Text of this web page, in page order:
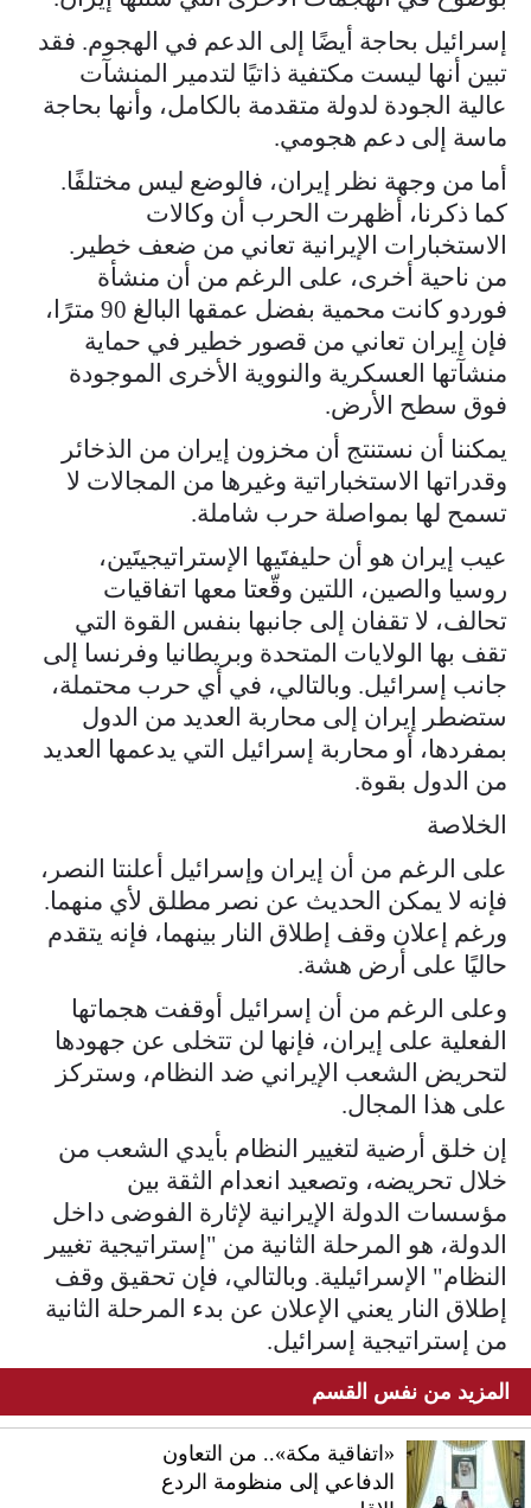
إسرائيل بحاجة أيضًا إلى الدعم في الهجوم. فقد
تبين أنها ليست مكتفية ذاتيًا لتدمير المنشآت
عالية الجودة لدولة متقدمة بالكامل، وأنها بحاجة
ماسة إلى دعم هجومي.
أما من وجهة نظر إيران، فالوضع ليس مختلفًا.
كما ذكرنا، أظهرت الحرب أن وكالات
الاستخبارات الإيرانية تعاني من ضعف خطير.
من ناحية أخرى، على الرغم من أن منشأة
فوردو كانت محمية بفضل عمقها البالغ 90 مترًا،
فإن إيران تعاني من قصور خطير في حماية
منشآتها العسكرية والنووية الأخرى الموجودة
فوق سطح الأرض.
يمكننا أن نستنتج أن مخزون إيران من الذخائر
وقدراتها الاستخباراتية وغيرها من المجالات لا
تسمح لها بمواصلة حرب شاملة.
عيب إيران هو أن حليفتَيها الإستراتيجيتَين،
روسيا والصين، اللتين وقّعتا معها اتفاقيات
تحالف، لا تقفان إلى جانبها بنفس القوة التي
تقف بها الولايات المتحدة وبريطانيا وفرنسا إلى
جانب إسرائيل. وبالتالي، في أي حرب محتملة،
ستضطر إيران إلى محاربة العديد من الدول
بمفردها، أو محاربة إسرائيل التي يدعمها العديد
من الدول بقوة.
الخلاصة
على الرغم من أن إيران وإسرائيل أعلنتا النصر،
فإنه لا يمكن الحديث عن نصر مطلق لأي منهما.
ورغم إعلان وقف إطلاق النار بينهما، فإنه يتقدم
حاليًا على أرض هشة.
وعلى الرغم من أن إسرائيل أوقفت هجماتها
الفعلية على إيران، فإنها لن تتخلى عن جهودها
لتحريض الشعب الإيراني ضد النظام، وستركز
على هذا المجال.
إن خلق أرضية لتغيير النظام بأيدي الشعب من
خلال تحريضه، وتصعيد انعدام الثقة بين
مؤسسات الدولة الإيرانية لإثارة الفوضى داخل
الدولة، هو المرحلة الثانية من "إستراتيجية تغيير
النظام" الإسرائيلية. وبالتالي، فإن تحقيق وقف
إطلاق النار يعني الإعلان عن بدء المرحلة الثانية
من إستراتيجية إسرائيل.
المزيد من نفس القسم
«اتفاقية مكة».. من التعاون
الدفاعي إلى منظومة الردع